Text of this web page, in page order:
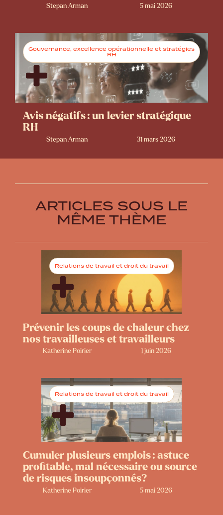
Stepan Arman 5 mai 2026
Gouvernance, excellence opérationnelle et stratégies
RH
Avis négatifs : un levier stratégique
RH
Stepan Arman 31 mars 2026
ARTICLES SOUS LE
MÊME THÈME
Relations de travail et droit du travail
Prévenir les coups de chaleur chez
nos travailleuses et travailleurs
Katherine Poirier 1 juin 2026
Relations de travail et droit du travail
Cumuler plusieurs emplois : astuce
profitable, mal nécessaire ou source
de risques insoupçonnés?
Katherine Poirier 5 mai 2026